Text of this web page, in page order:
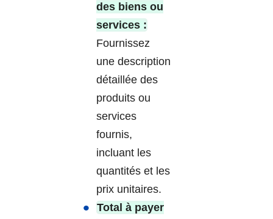
des biens ou
services :
Fournissez
une description
détaillée des
produits ou
services
fournis,
incluant les
quantités et les
prix unitaires.
Total à payer